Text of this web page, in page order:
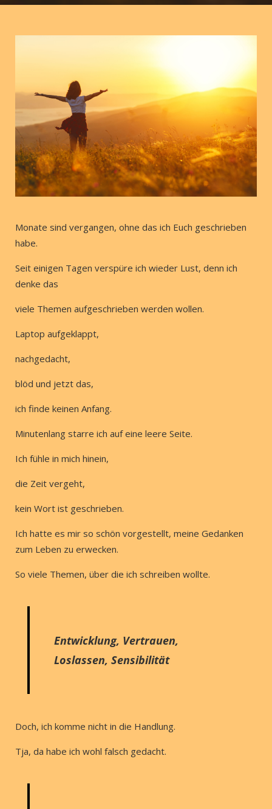
Monate sind vergangen, ohne das ich Euch geschrieben
habe.
Seit einigen Tagen verspüre ich wieder Lust, denn ich
denke das
viele Themen aufgeschrieben werden wollen.
Laptop aufgeklappt,
nachgedacht,
blöd und jetzt das,
ich finde keinen Anfang.
Minutenlang starre ich auf eine leere Seite.
Ich fühle in mich hinein,
die Zeit vergeht,
kein Wort ist geschrieben.
Ich hatte es mir so schön vorgestellt, meine Gedanken
zum Leben zu erwecken.
So viele Themen, über die ich schreiben wollte.
Entwicklung, Vertrauen,
Loslassen, Sensibilität
Doch, ich komme nicht in die Handlung.
Tja, da habe ich wohl falsch gedacht.